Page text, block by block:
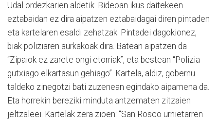
Udal ordezkarien aldetik. Bideoan ikus daitekeen
eztabaidan ez dira aipatzen eztabaidagai diren pintaden
eta kartelaren esaldi zehatzak. Pintadei dagokionez,
biak poliziaren aurkakoak dira. Batean aipatzen da
“Zipaiok ez zarete ongi etorriak”, eta bestean “Polizia
gutxiago elkartasun gehiago”. Kartela, aldiz, gobernu
taldeko zinegotzi bati zuzenean egindako aipamena da.
Eta horrekin bereziki minduta antzematen zitzaien
jeltzaleei. Kartelak zera zioen: “San Rosco urnietarren